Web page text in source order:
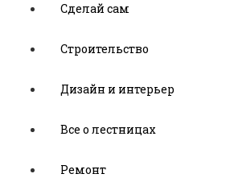
Сделай сам
Строительство
Дизайн и интерьер
Все о лестницах
Ремонт